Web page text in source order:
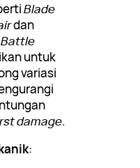
Blade
dan
untuk
variasi
damage.
: